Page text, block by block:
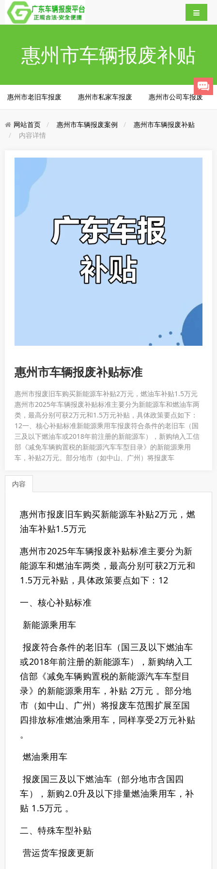
惠州市车辆报废补贴
惠州市老旧车报废 惠州市私家车报废 惠州市公司车报废
网站首页 惠州市车辆报废案例
惠州市车辆报废补贴
内容详情
惠州市车辆报废补贴标准
惠州市报废旧车购买新能源车补贴2万元，燃油车补贴1.5万元‌
惠州市2025年车辆报废补贴标准主要分为新能源车和燃油车两
类，最高分别可获2万元和1.5万元补贴‌，具体政策要点如下：‌
12一、核心补贴标准‌新能源乘用车‌报废符合条件的老旧车（国
三及以下燃油车或2018年前注册的新能源车）‌，新购纳入工信
部《减免车辆购置税的新能源汽车车型目录》的新能源乘用
车，补贴‌2万元‌。部分地市（如中山、广州）将报废车
内容
惠州市报废旧车购买新能源车补贴2万元，燃
油车补贴1.5万元
‌惠州市2025年车辆报废补贴标准主要分为新
能源车和燃油车两类，最高分别可获2万元和
1.5万元补贴‌，具体政策要点如下：‌12
一、核心补贴标准
‌新能源乘用车‌
报废符合条件的老旧车（国三及以下燃油车
或2018年前注册的新能源车）‌，新购纳入工
信部《减免车辆购置税的新能源汽车车型目
录》的新能源乘用车，补贴 ‌2万元‌ 。部分地
市（如中山、广州）将报废车范围扩展至‌国
四排放标准燃油乘用车‌，同样享受2万元补贴
。
‌燃油乘用车‌
报废国三及以下燃油车（部分地市含国四
车），新购2.0升及以下排量燃油乘用车，补
贴 ‌1.5万元‌ 。
二、特殊车型补贴
‌营运货车报废更新‌